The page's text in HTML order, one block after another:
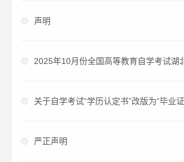
息
声明
2025年10月份全国高等教育自学考试湖
考须知
关于自学考试“学历认定书”改版为“毕业
严正声明